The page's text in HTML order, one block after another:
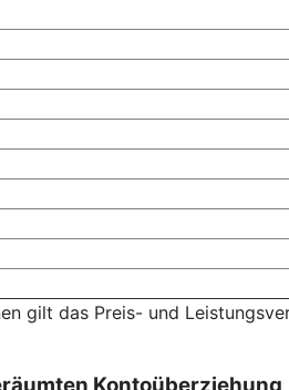
gilt das Preis- und